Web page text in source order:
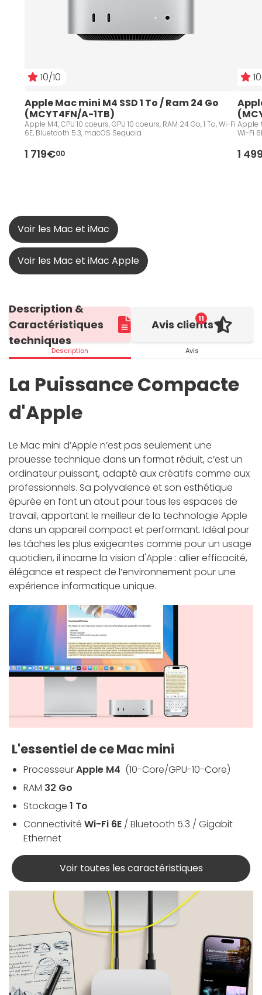
10/10
Apple Mac mini M4 SSD 1 To / Ram 24 Go
(MCYT4FN/A-1TB)
Apple M4, CPU 10 coeurs, GPU 10 coeurs, RAM 24 Go, 1 To, Wi-Fi
6E, Bluetooth 5.3, macOS Sequoia
1 719€00
Apple
Wi-Fi
1
Voir les Mac et iMac
Voir les Mac et iMac Apple
Description &
Caractéristiques
techniques
Description
11
Avis clients
Avis
La Puissance Compacte
d'Apple
Le Mac mini d’Apple n’est pas seulement une
prouesse technique dans un format réduit, c’est un
ordinateur puissant, adapté aux créatifs comme aux
professionnels. Sa polyvalence et son esthétique
épurée en font un atout pour tous les espaces de
travail, apportant le meilleur de la technologie Apple
dans un appareil compact et performant. Idéal pour
les tâches les plus exigeantes comme pour un usage
quotidien, il incarne la vision d'Apple : allier efficacité,
élégance et respect de l’environnement pour une
expérience informatique unique.
L'essentiel de ce Mac mini
ProcesseurApple M4 (10-Core/GPU-10-Core)
RAM 32 Go
Stockage 1 To
Connectivité Wi-Fi 6E / Bluetooth 5.3 / Gigabit
Ethernet
Voir toutes les caractéristiques